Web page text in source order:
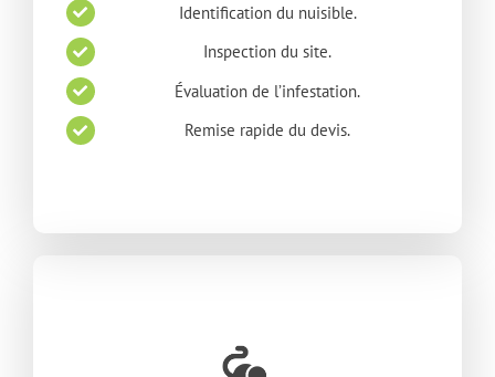
Identification du nuisible.
Inspection du site.
Évaluation de l’infestation.
Remise rapide du devis.